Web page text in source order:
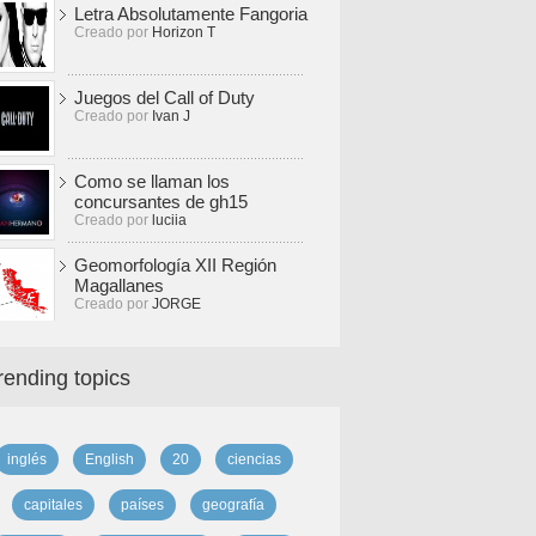
Letra Absolutamente Fangoria
Creado por Horizon T
Juegos del Call of Duty
Creado por Ivan J
Como se llaman los
concursantes de gh15
Creado por luciia
Geomorfología XII Región
Magallanes
Creado por JORGE
topics
inglés English 20 ciencias
capitales países geografía